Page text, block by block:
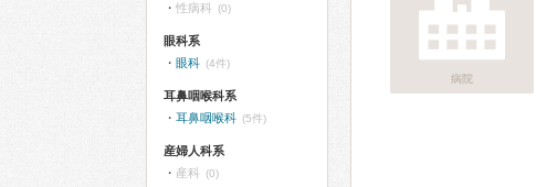
病院
性病科 (0)
眼科系
眼科 (4件)
耳鼻咽喉科系
耳鼻咽喉科 (5件)
産婦人科系
産科 (0)